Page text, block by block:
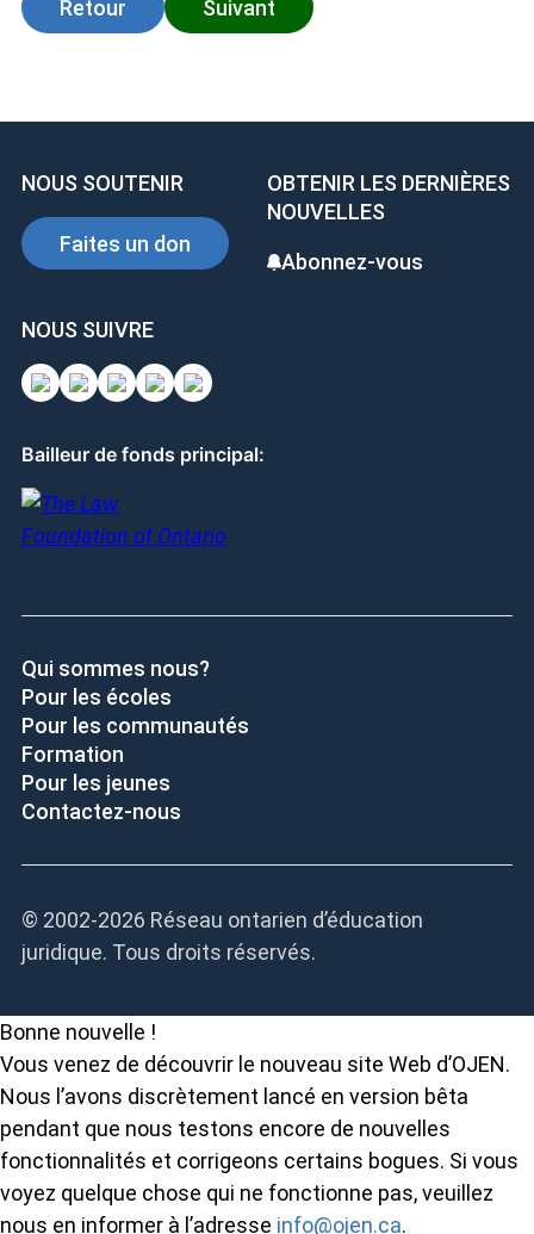
Retour
Suivant
NOUS SOUTENIR
Faites un don
OBTENIR LES DERNIÈRES
NOUVELLES
Abonnez-vous
NOUS SUIVRE
Bailleur de fonds principal:
Qui sommes nous?
Pour les écoles
Pour les communautés
Formation
Pour les jeunes
Contactez-nous
© 2002-2026 Réseau ontarien d’éducation
juridique. Tous droits réservés.
Bonne nouvelle !
Vous venez de découvrir le nouveau site Web d’OJEN.
Nous l’avons discrètement lancé en version bêta
pendant que nous testons encore de nouvelles
fonctionnalités et corrigeons certains bogues. Si vous
voyez quelque chose qui ne fonctionne pas, veuillez
nous en informer à l’adresse info@ojen.ca.